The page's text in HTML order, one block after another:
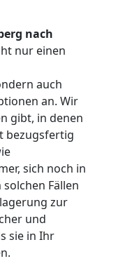
nach
nur einen
auch
an. Wir
gibt, in denen
bezugsfertig
sich noch in
Fällen
zur
und
sie in Ihr